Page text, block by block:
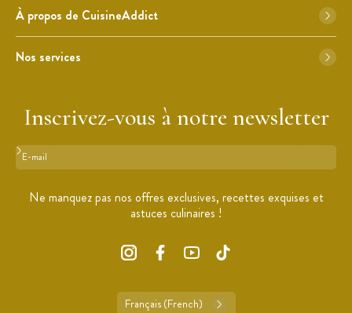
À propos de CuisineAddict
Nos services
Inscrivez-vous à notre newsletter
Format : adresse@email.com
Ne manquez pas nos offres exclusives, recettes exquises et
astuces culinaires !
Français (French)